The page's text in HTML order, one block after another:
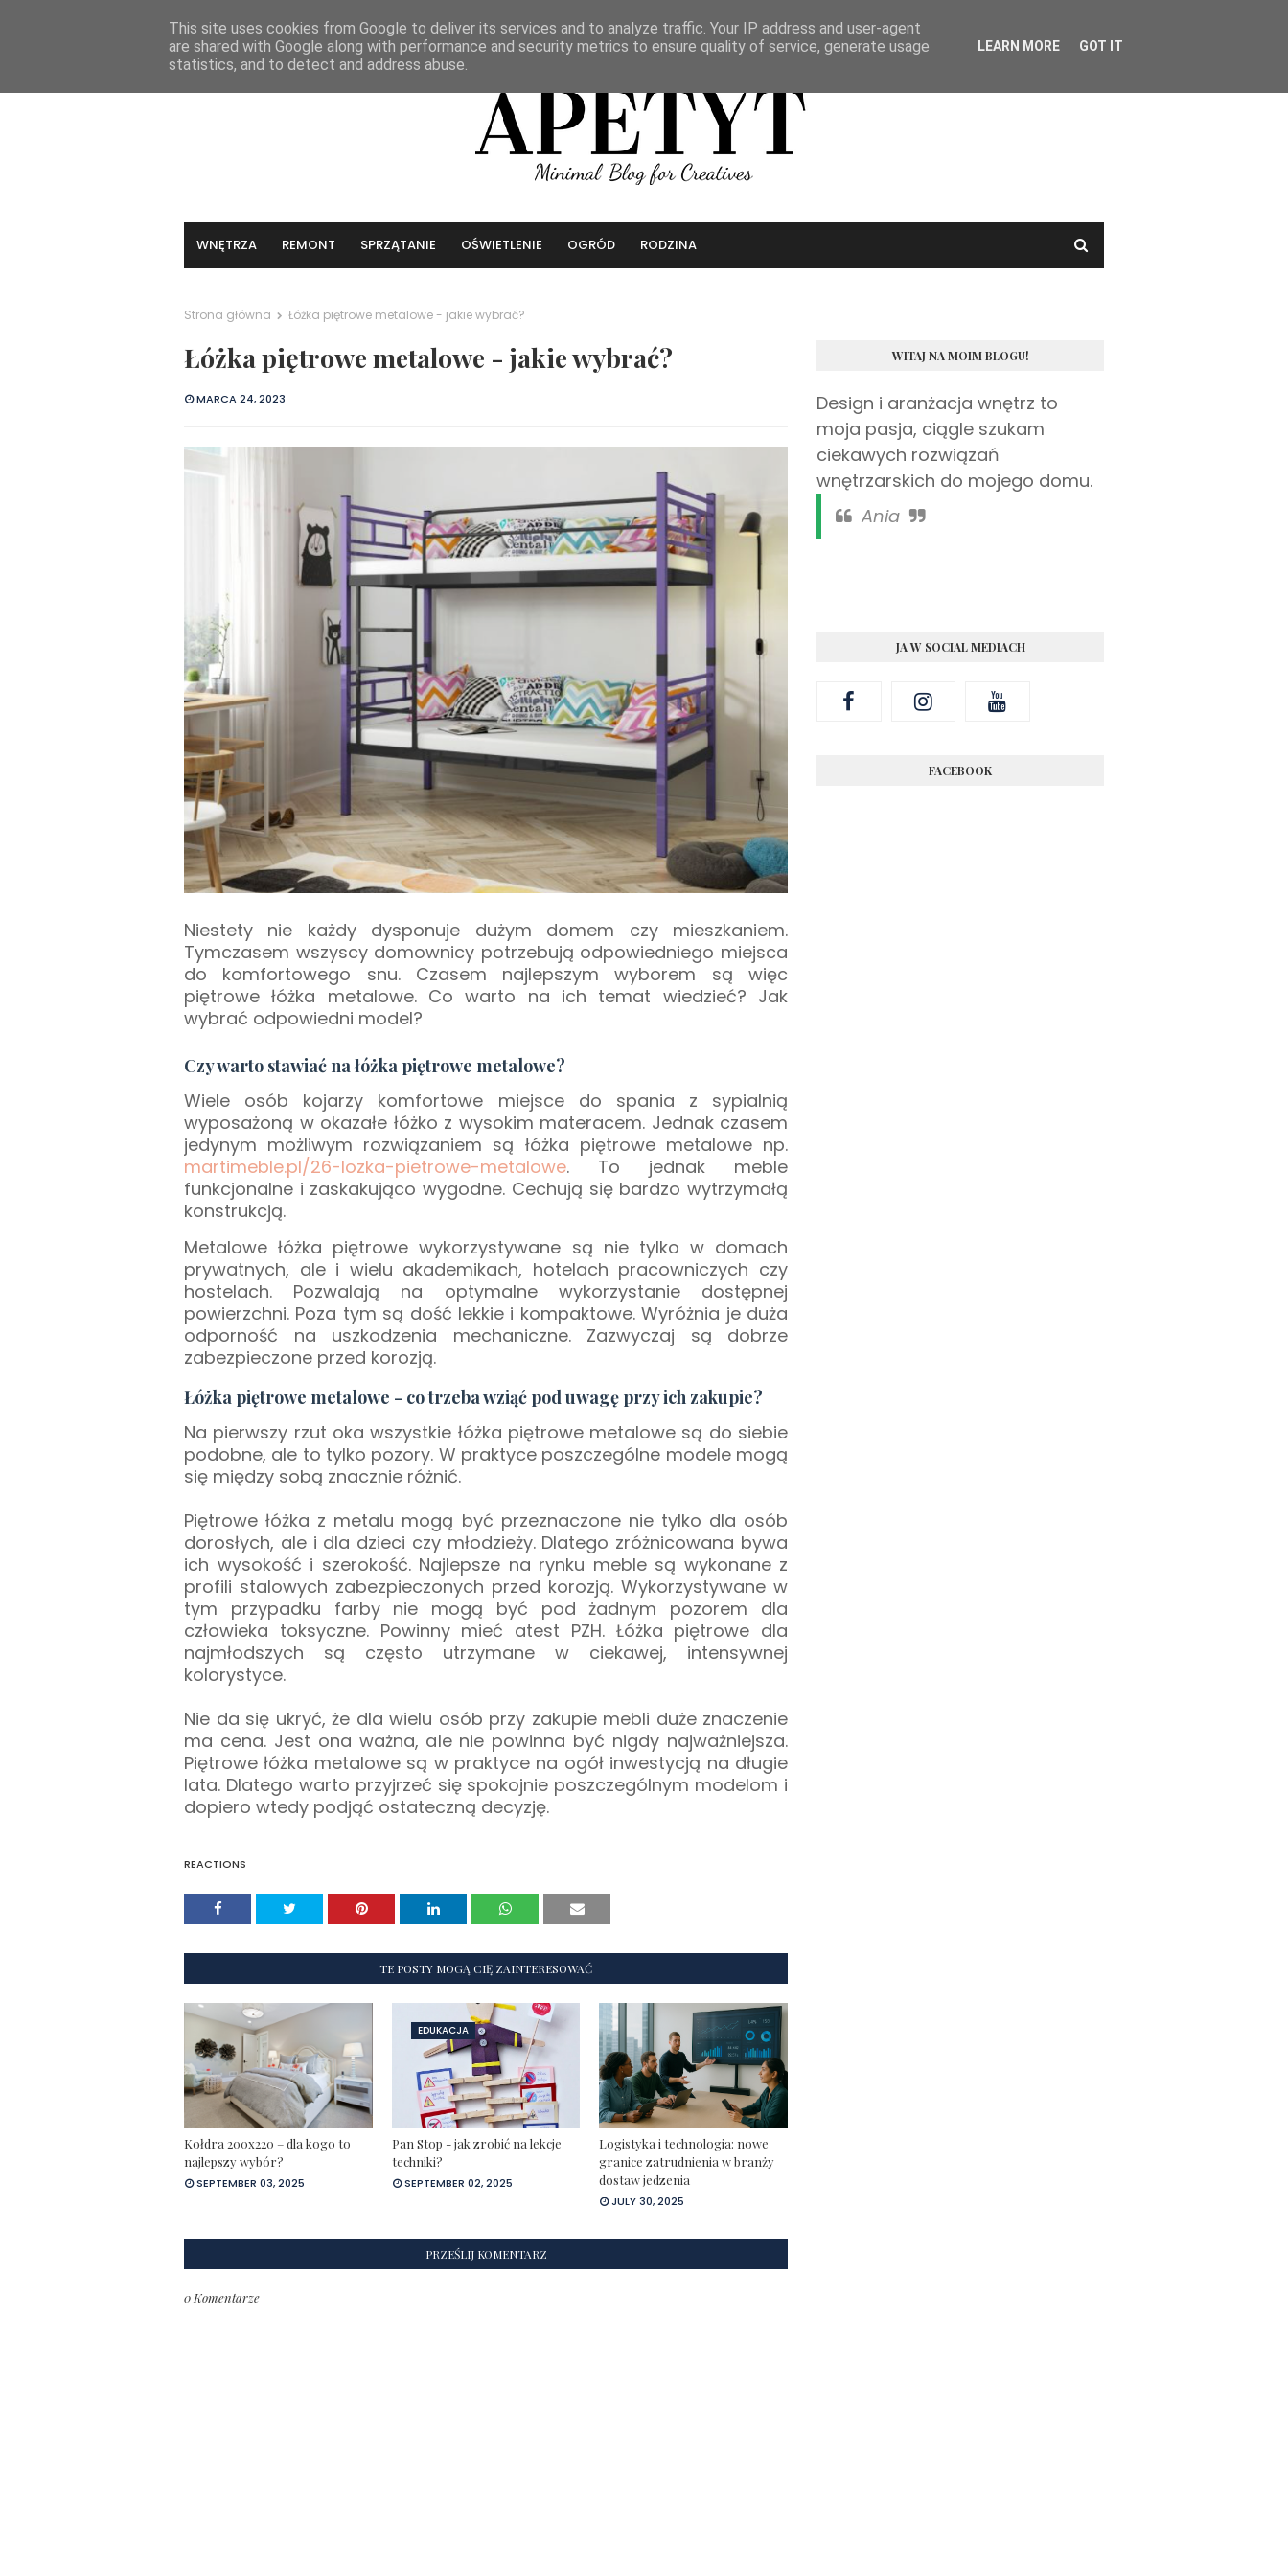
WNĘTRZA REMONT SPRZĄTANIE OŚWIETLENIE OGRÓD RODZINA
Strona główna Łóżka piętrowe metalowe - jakie wybrać?
Łóżka piętrowe metalowe - jakie wybrać?
MARCA 24, 2023
Niestety nie każdy dysponuje dużym domem czy mieszkaniem.
Tymczasem wszyscy domownicy potrzebują odpowiedniego miejsca
do komfortowego snu. Czasem najlepszym wyborem są więc
piętrowe łóżka metalowe. Co warto na ich temat wiedzieć? Jak
wybrać odpowiedni model?
Czy warto stawiać na łóżka piętrowe metalowe?
Wiele osób kojarzy komfortowe miejsce do spania z sypialnią
wyposażoną w okazałe łóżko z wysokim materacem. Jednak czasem
jedynym możliwym rozwiązaniem są łóżka piętrowe metalowe np.
martimeble.pl/26-lozka-pietrowe-metalowe. To jednak meble
funkcjonalne i zaskakująco wygodne. Cechują się bardzo wytrzymałą
konstrukcją.
Metalowe łóżka piętrowe wykorzystywane są nie tylko w domach
prywatnych, ale i wielu akademikach, hotelach pracowniczych czy
hostelach. Pozwalają na optymalne wykorzystanie dostępnej
powierzchni. Poza tym są dość lekkie i kompaktowe. Wyróżnia je duża
odporność na uszkodzenia mechaniczne. Zazwyczaj są dobrze
zabezpieczone przed korozją.
Łóżka piętrowe metalowe - co trzeba wziąć pod uwagę przy ich zakupie?
Na pierwszy rzut oka wszystkie łóżka piętrowe metalowe są do siebie
podobne, ale to tylko pozory. W praktyce poszczególne modele mogą
się między sobą znacznie różnić.
Piętrowe łóżka z metalu mogą być przeznaczone nie tylko dla osób
dorosłych, ale i dla dzieci czy młodzieży. Dlatego zróżnicowana bywa
ich wysokość i szerokość. Najlepsze na rynku meble są wykonane z
profili stalowych zabezpieczonych przed korozją. Wykorzystywane w
tym przypadku farby nie mogą być pod żadnym pozorem dla
człowieka toksyczne. Powinny mieć atest PZH. Łóżka piętrowe dla
najmłodszych są często utrzymane w ciekawej, intensywnej
kolorystyce.
Nie da się ukryć, że dla wielu osób przy zakupie mebli duże znaczenie
ma cena. Jest ona ważna, ale nie powinna być nigdy najważniejsza.
Piętrowe łóżka metalowe są w praktyce na ogół inwestycją na długie
lata. Dlatego warto przyjrzeć się spokojnie poszczególnym modelom i
dopiero wtedy podjąć ostateczną decyzję.
REACTIONS
TE POSTY MOGĄ CIĘ ZAINTERESOWAĆ
Kołdra 200x220 – dla kogo to
najlepszy wybór?
SEPTEMBER 03, 2025
EDUKACJA
Pan Stop - jak zrobić na lekcje
techniki?
SEPTEMBER 02, 2025
Logistyka i technologia: nowe
granice zatrudnienia w branży
dostaw jedzenia
JULY 30, 2025
PRZEŚLIJ KOMENTARZ
0 Komentarze
WITAJ NA MOIM BLOGU!
Design i aranżacja wnętrz to
moja pasja, ciągle szukam
ciekawych rozwiązań
wnętrzarskich do mojego domu.
Ania
JA W SOCIAL MEDIACH
FACEBOOK
This site uses cookies from Google to deliver its services and to analyze traffic. Your IP address and user-agent
are shared with Google along with performance and security metrics to ensure quality of service, generate usage
statistics, and to detect and address abuse.
LEARN MORE GOT IT